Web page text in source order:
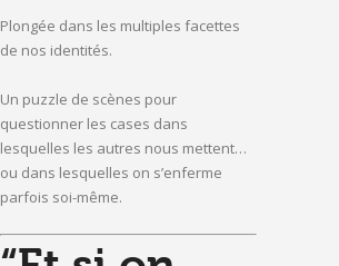
Plongée dans les multiples facettes
de nos identités.
Un puzzle de scènes pour
questionner les cases dans
lesquelles les autres nous mettent…
ou dans lesquelles on s’enferme
parfois soi-même.